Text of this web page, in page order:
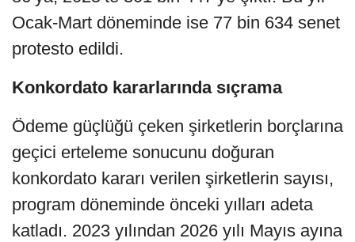
Ocak-Mart döneminde ise 77 bin 634 senet
protesto edildi.
Konkordato kararlarında sıçrama
Ödeme güçlüğü çeken şirketlerin borçlarına
geçici erteleme sonucunu doğuran
konkordato kararı verilen şirketlerin sayısı,
program döneminde önceki yılları adeta
katladı. 2023 yılından 2026 yılı Mayıs ayına